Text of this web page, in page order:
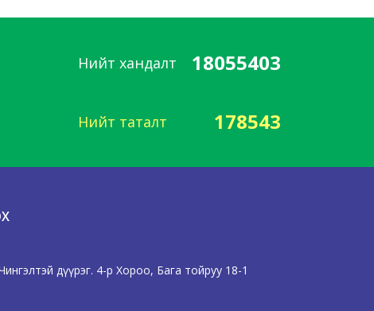
Нийт хандалт 18055403
Нийт таталт 178543
дүүрэг. 4-р Хороо, Бага тойруу 18-1